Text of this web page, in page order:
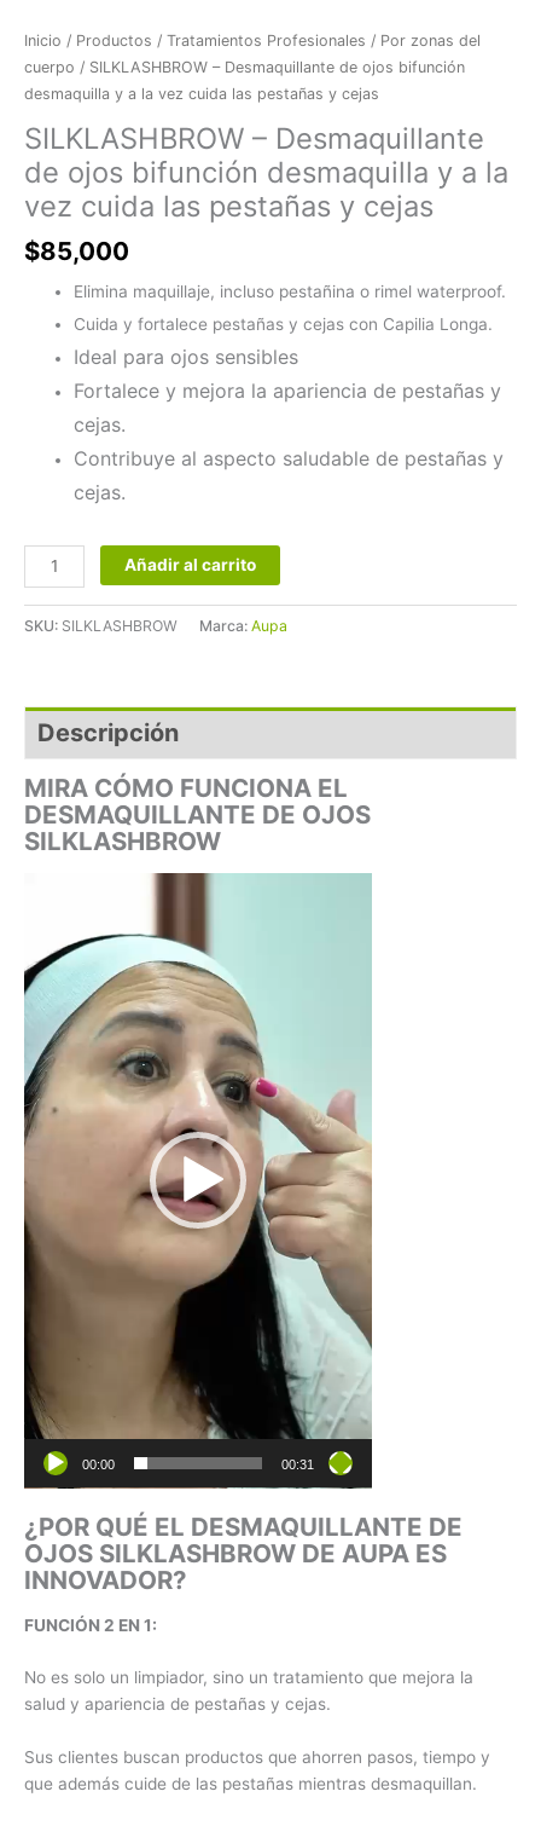
Inicio / Productos / Tratamientos Profesionales / Por zonas del
cuerpo / SILKLASHBROW – Desmaquillante de ojos bifunción
desmaquilla y a la vez cuida las pestañas y cejas
SILKLASHBROW – Desmaquillante
de ojos bifunción desmaquilla y a la
vez cuida las pestañas y cejas
$85,000
Elimina maquillaje, incluso pestañina o rimel waterproof.
Cuida y fortalece pestañas y cejas con Capilia Longa.
Ideal para ojos sensibles
Fortalece y mejora la apariencia de pestañas y
cejas.
Contribuye al aspecto saludable de pestañas y
cejas.
Añadir al carrito
SKU: SILKLASHBROW Marca: Aupa
Descripción
MIRA CÓMO FUNCIONA EL
DESMAQUILLANTE DE OJOS
SILKLASHBROW
00:00 00:31
¿POR QUÉ EL DESMAQUILLANTE DE
OJOS SILKLASHBROW DE AUPA ES
INNOVADOR?
FUNCIÓN 2 EN 1:
No es solo un limpiador, sino un tratamiento que mejora la
salud y apariencia de pestañas y cejas.
Sus clientes buscan productos que ahorren pasos, tiempo y
que además cuide de las pestañas mientras desmaquillan.